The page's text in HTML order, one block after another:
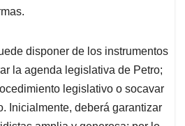
disponer de los instrumentos
la agenda legislativa de Petro;
legislativo o socavar
Inicialmente, deberá garantizar